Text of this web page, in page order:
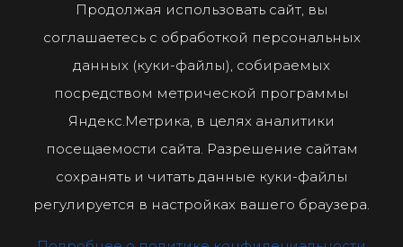
Продолжая использовать сайт, вы
соглашаетесь с обработкой персональных
данных (куки-файлы), собираемых
посредством метрической программы
Яндекс.Метрика, в целях аналитики
посещаемости сайта. Разрешение сайтам
сохранять и читать данные куки-файлы
регулируется в настройках вашего браузера.